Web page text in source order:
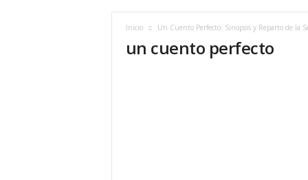
Inicio Un Cuento Perfecto: Sinopsis y Reparto de la
un cuento perfecto